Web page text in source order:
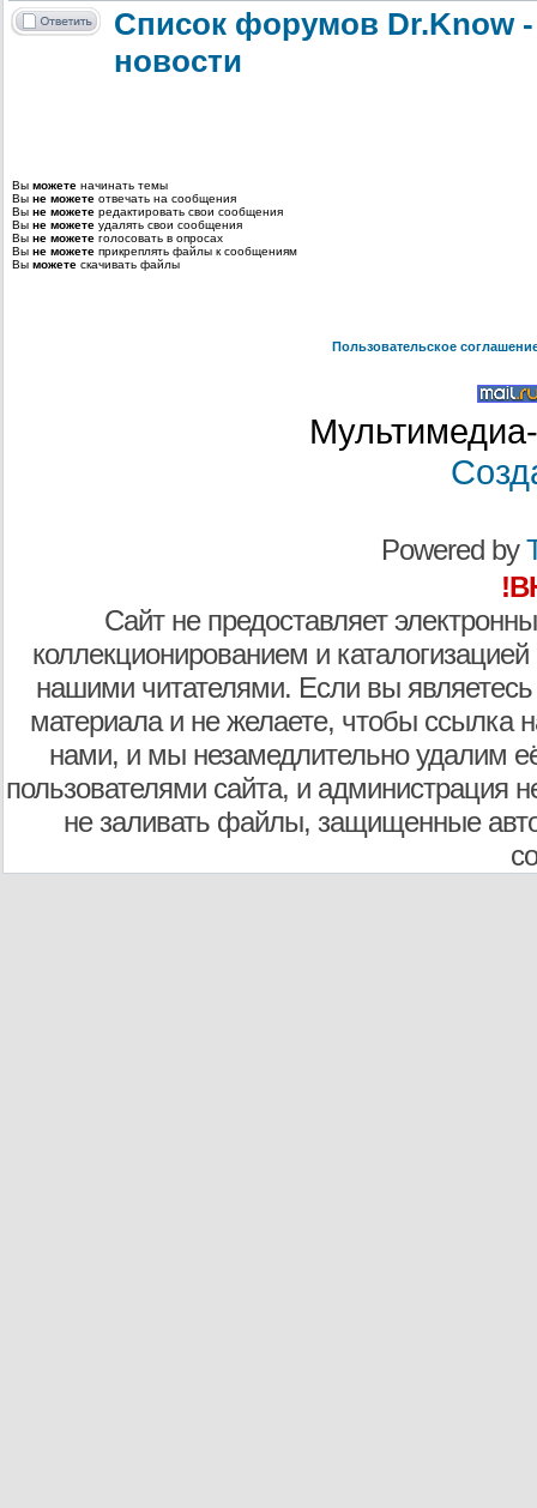
Список форумов Dr.Know
новости
Вы можете начинать темы
Вы не можете отвечать на сообщения
Вы не можете редактировать свои сообщения
Вы не можете удалять свои сообщения
Вы не можете голосовать в опросах
Вы не можете прикреплять файлы к сообщениям
Вы можете скачивать файлы
Пользовательское
Powered by
Сайт не предоставляет
коллекционированием и
нашими читателями. Если вы являетесь
материала и не желаете, чтобы ссылка
нами, и мы незамедлительно удалим
пользователями сайта, и администрация
не заливать файлы, защищенные